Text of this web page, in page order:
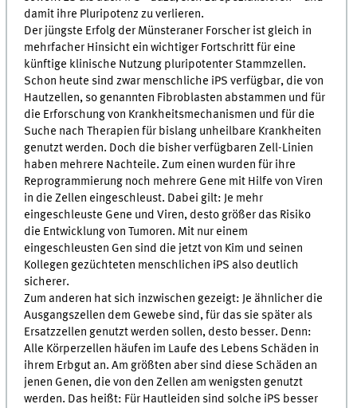
damit ihre Pluripotenz zu verlieren.
Der jüngste Erfolg der Münsteraner Forscher ist gleich in
mehrfacher Hinsicht ein wichtiger Fortschritt für eine
künftige klinische Nutzung pluripotenter Stammzellen.
Schon heute sind zwar menschliche iPS verfügbar, die von
Hautzellen, so genannten Fibroblasten abstammen und für
die Erforschung von Krankheitsmechanismen und für die
Suche nach Therapien für bislang unheilbare Krankheiten
genutzt werden. Doch die bisher verfügbaren Zell-Linien
haben mehrere Nachteile. Zum einen wurden für ihre
Reprogrammierung noch mehrere Gene mit Hilfe von Viren
in die Zellen eingeschleust. Dabei gilt: Je mehr
eingeschleuste Gene und Viren, desto größer das Risiko
die Entwicklung von Tumoren. Mit nur einem
eingeschleusten Gen sind die jetzt von Kim und seinen
Kollegen gezüchteten menschlichen iPS also deutlich
sicherer.
Zum anderen hat sich inzwischen gezeigt: Je ähnlicher die
Ausgangszellen dem Gewebe sind, für das sie später als
Ersatzzellen genutzt werden sollen, desto besser. Denn:
Alle Körperzellen häufen im Laufe des Lebens Schäden in
ihrem Erbgut an. Am größten aber sind diese Schäden an
jenen Genen, die von den Zellen am wenigsten genutzt
werden. Das heißt: Für Hautleiden sind solche iPS besser